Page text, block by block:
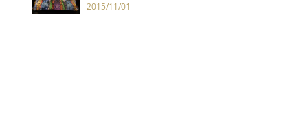
2015/11/01